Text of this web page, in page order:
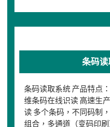
条码
条码读取系统 产品特点
维条码在线识读 高速生
读 多个条码，不同码制
组合，多通道（变码印